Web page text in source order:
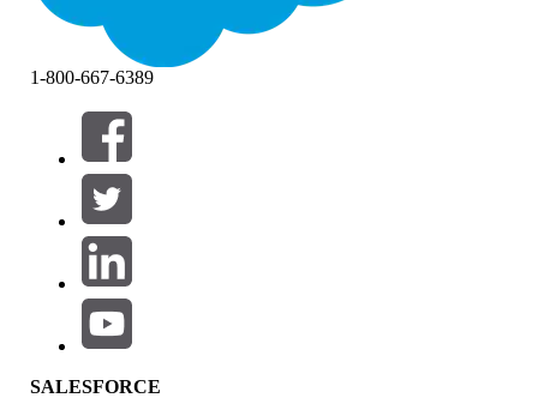
Filtre (0)
VÆLG FILTRE
Produktområde
Funktionspåvirkning
1-800-667-6389
SALESFORCE